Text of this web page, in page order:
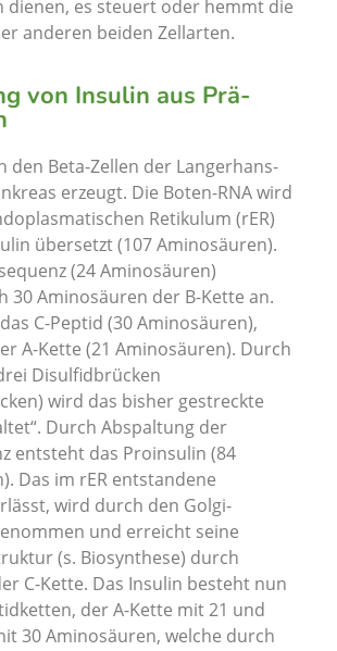
dienen, es steuert oder hemmt die
anderen beiden Zellarten.
von Insulin aus Prä-
den Beta-Zellen der Langerhans-
erzeugt. Die Boten-RNA wird
Retikulum (rER)
übersetzt (107 Aminosäuren).
(24 Aminosäuren)
30 Aminosäuren der B-Kette an.
C-Peptid (30 Aminosäuren),
A-Kette (21 Aminosäuren). Durch
Disulfidbrücken
wird das bisher gestreckte
Durch Abspaltung der
entsteht das Proinsulin (84
Das im rER entstandene
wird durch den Golgi-
und erreicht seine
(s. Biosynthese) durch
C-Kette. Das Insulin besteht nun
der A-Kette mit 21 und
30 Aminosäuren, welche durch